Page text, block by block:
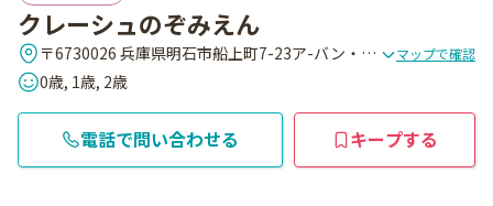
クレーシュのぞみえん
〒6730026 兵庫県明石市船上町7-23ア-バン・スクエア205 マップで確認
0歳, 1歳, 2歳
電話で問い合わせる キープする